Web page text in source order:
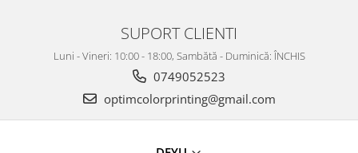
SUPORT CLIENTI
Luni - Vineri: 10:00 - 18:00, Sambătă - Duminică: ÎNCHIS
0749052523
optimcolorprinting@gmail.com